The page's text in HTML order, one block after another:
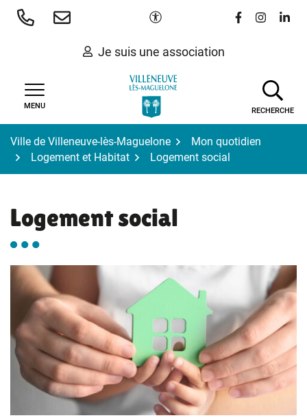
Aller
Paramètres d'accessibilité
Lien vers le
Lien vers
Lien
Je suis une association
MENU
RECHERCHE
Ville de Villeneuve-lès-Maguelone
Mon quotidien
Logement et Habitat
Logement social
Logement social